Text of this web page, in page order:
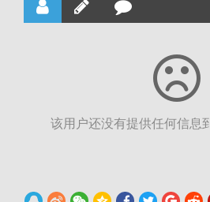
该用户还没有提供任何信息